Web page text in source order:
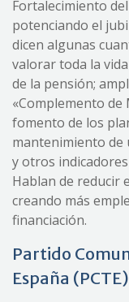
Fortalecimiento
potenciando el
dicen algunas
valorar toda la
de la pensión;
«Complemento de
fomento de los
mantenimiento de
y otros
Hablan de reducir
creando más
financiación.
Partido
España (PCTE)